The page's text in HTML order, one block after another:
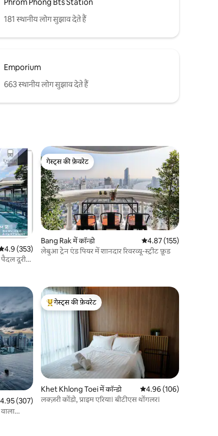
Phrom Phong Bts Station
181 स्थानीय लोग सुझाव देते हैं
Emporium
663 स्थानीय लोग सुझाव देते हैं
रेटिंग 5 में से 4.9, 353 समीक्षाएँ
4.9 (353)
दूरी
गेस्ट्स की फ़ेवरेट
गेस्ट्स की फ़ेवरेट
Bang Rak में कॉन्डो औसत रेटिंग 5 में से 4.87,
4.87 (155)
लेबुआ ट्रेन एंड पियर में शानदार रिवरव्यू-स्ट्रीट फ़ूड
रेटिंग 5 में से 4.95, 307 समीक्षाएँ
4.95 (307)
गेस्ट्स का टॉप फ़ेवरेट
गेस्ट्स की फ़ेवरेट
Khet Khlong Toei में कॉन्डो औसत रेटिंग 5 में से 4.96,
4.96 (106)
लक्ज़री कोंडो, प्राइम एरिया। बीटीएस थोंगलर।